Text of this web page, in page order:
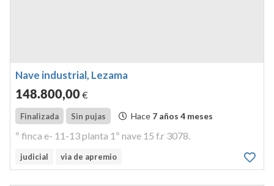
Nave industrial, Lezama
148.800,00€
Finalizada Sin pujas Hace 7 años 4 meses
º finca e- 11-13 planta 1º nave 15 f.r 3078.
judicial via de apremio